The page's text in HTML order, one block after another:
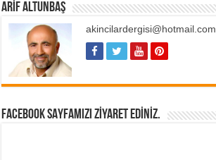
ARIF ALTUNBAŞ
akincilardergisi@hotmail.com
FACEBOOK SAYFAMIZI ZIYARET EDINIZ.